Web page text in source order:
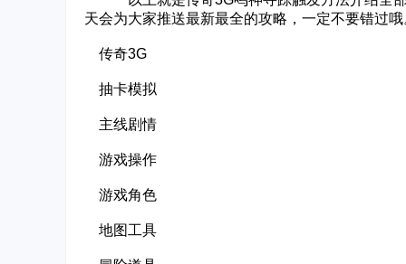
天会为大家推送最新最全的攻略，一定不要错过哦
传奇3G
抽卡模拟
主线剧情
游戏操作
游戏角色
地图工具